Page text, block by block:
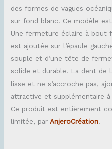
des formes de vagues
sur fond blanc. Ce modèle
Une fermeture éclaire à bout
est ajoutée sur l’épaule
souple et d’une tête de
solide et durable. La dent de
lisse et ne s’accroche pas,
attractive et supplémentaire
Ce produit est entièrement
limitée, par AnjeroCréation.